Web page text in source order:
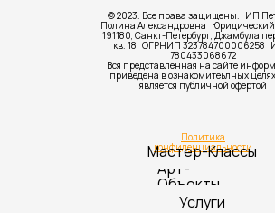
© 2023. Все права защищены. ИП
Полина Александровна Юридический
191180, Санкт-Петербург, Джамбула
кв. 18 ОГРНИП 323784700006258
780433068672
Вся представленная на сайте
приведена в ознакомитеьлных
является публичной офертой
Политика
конфиденциальности
Мастер-Классы
Арт-
Объекты
Услуги